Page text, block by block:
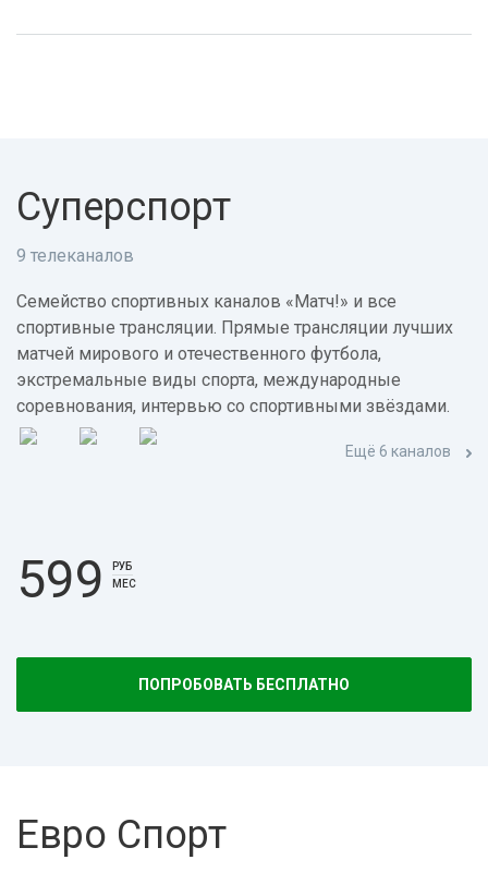
Суперспорт
9 телеканалов
Семейство спортивных каналов «Матч!» и все
спортивные трансляции. Прямые трансляции лучших
матчей мирового и отечественного футбола,
экстремальные виды спорта, международные
соревнования, интервью со спортивными звёздами.
Ещё 6 каналов
599
РУБ
МЕС
ПОПРОБОВАТЬ БЕСПЛАТНО
Евро Спорт